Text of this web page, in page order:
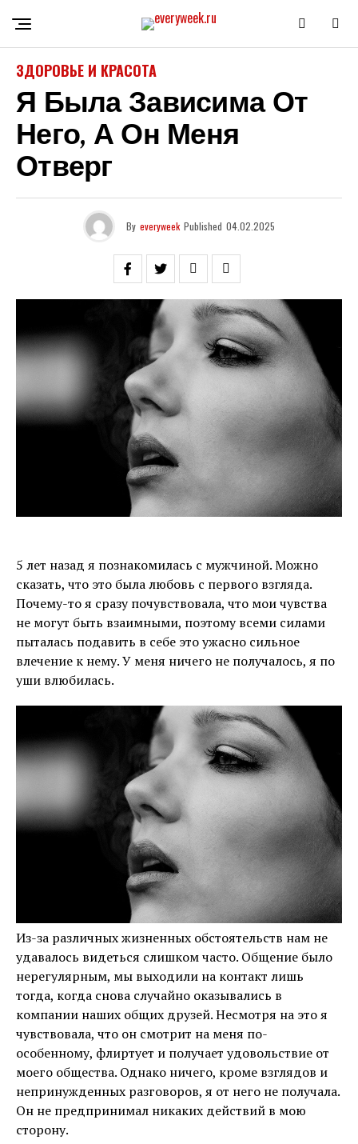
ЗДОРОВЬЕ И КРАСОТА
Я Была Зависима От
Него, А Он Меня
Отверг
By everyweek Published 04.02.2025
5 лет назад я познакомилась с мужчиной. Можно
сказать, что это была любовь с первого взгляда.
Почему-то я сразу почувствовала, что мои чувства
не могут быть взаимными, поэтому всеми силами
пыталась подавить в себе это ужасно сильное
влечение к нему. У меня ничего не получалось, я по
уши влюбилась.
Из-за различных жизненных обстоятельств нам не
удавалось видеться слишком часто. Общение было
нерегулярным, мы выходили на контакт лишь
тогда, когда снова случайно оказывались в
компании наших общих друзей. Несмотря на это я
чувствовала, что он смотрит на меня по-
особенному, флиртует и получает удовольствие от
моего общества. Однако ничего, кроме взглядов и
непринужденных разговоров, я от него не получала.
Он не предпринимал никаких действий в мою
сторону.